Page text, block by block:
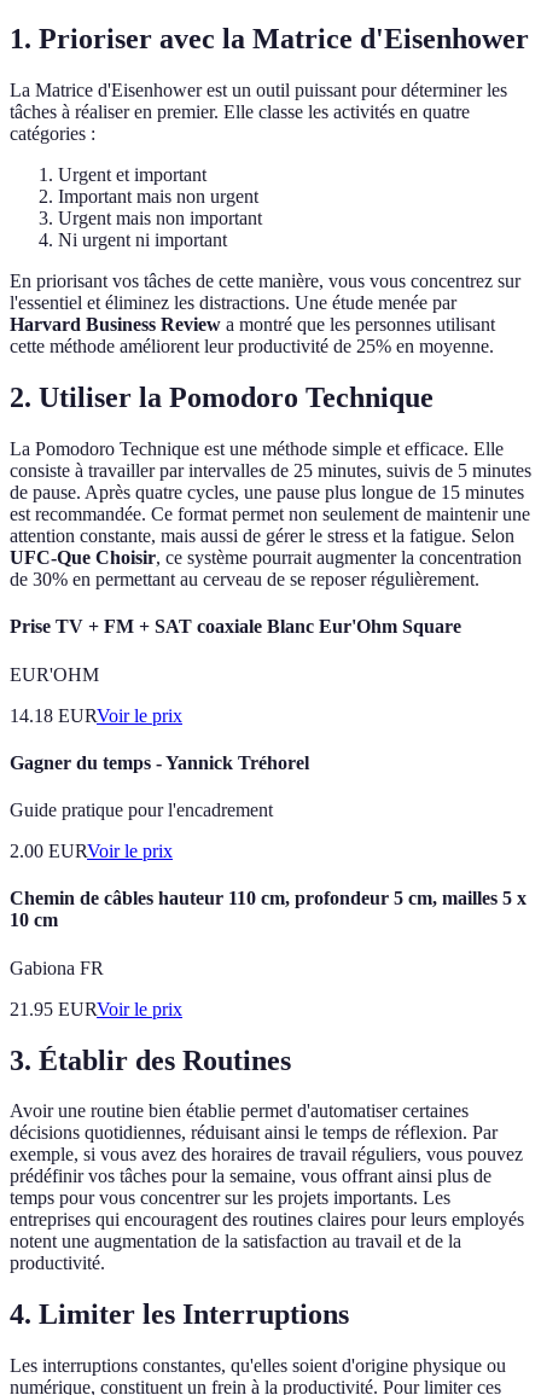
1. Prioriser avec la Matrice d'Eisenhower
La Matrice d'Eisenhower est un outil puissant pour déterminer les
tâches à réaliser en premier. Elle classe les activités en quatre
catégories :
Urgent et important
Important mais non urgent
Urgent mais non important
Ni urgent ni important
En priorisant vos tâches de cette manière, vous vous concentrez sur
l'essentiel et éliminez les distractions. Une étude menée par
Harvard Business Review a montré que les personnes utilisant
cette méthode améliorent leur productivité de 25% en moyenne.
2. Utiliser la Pomodoro Technique
La Pomodoro Technique est une méthode simple et efficace. Elle
consiste à travailler par intervalles de 25 minutes, suivis de 5 minutes
de pause. Après quatre cycles, une pause plus longue de 15 minutes
est recommandée. Ce format permet non seulement de maintenir une
attention constante, mais aussi de gérer le stress et la fatigue. Selon
UFC-Que Choisir, ce système pourrait augmenter la concentration
de 30% en permettant au cerveau de se reposer régulièrement.
Prise TV + FM + SAT coaxiale Blanc Eur'Ohm Square
EUR'OHM
14.18 EURVoir le prix
Gagner du temps - Yannick Tréhorel
Guide pratique pour l'encadrement
2.00 EURVoir le prix
Chemin de câbles hauteur 110 cm, profondeur 5 cm, mailles 5 x
10 cm
Gabiona FR
21.95 EURVoir le prix
3. Établir des Routines
Avoir une routine bien établie permet d'automatiser certaines
décisions quotidiennes, réduisant ainsi le temps de réflexion. Par
exemple, si vous avez des horaires de travail réguliers, vous pouvez
prédéfinir vos tâches pour la semaine, vous offrant ainsi plus de
temps pour vous concentrer sur les projets importants. Les
entreprises qui encouragent des routines claires pour leurs employés
notent une augmentation de la satisfaction au travail et de la
productivité.
4. Limiter les Interruptions
Les interruptions constantes, qu'elles soient d'origine physique ou
numérique, constituent un frein à la productivité. Pour limiter ces